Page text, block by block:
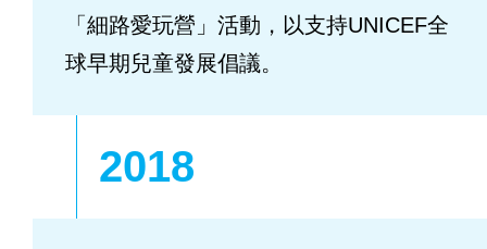
「細路愛玩營」活動，以支持UNICEF全
球早期兒童發展倡議。
2018